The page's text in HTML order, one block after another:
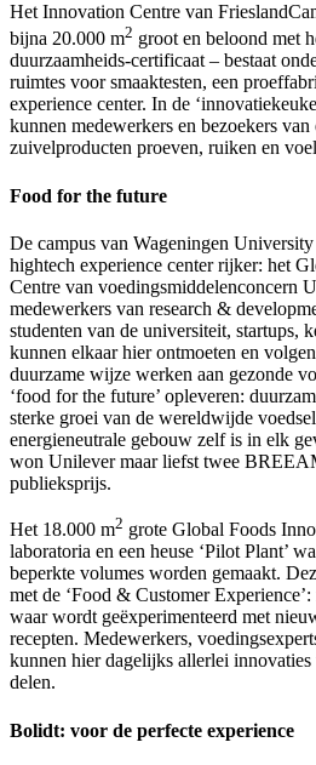
Het Innovation Centre van
bijna 20.000 m2 groot en beloond met
duurzaamheids-certificaat – bestaat
ruimtes voor smaaktesten, een
experience center. In de
kunnen medewerkers en bezoekers
zuivelproducten proeven, ruiken en
Food for the future
De campus van Wageningen
hightech experience center rijker: het
Centre van voedingsmiddelenconcern
medewerkers van research &
studenten van de universiteit, startups,
kunnen elkaar hier ontmoeten en
duurzame wijze werken aan gezonde
‘food for the future’ opleveren:
sterke groei van de wereldwijde
energieneutrale gebouw zelf is in elk
won Unilever maar liefst twee
publieksprijs.
Het 18.000 m2 grote Global Foods
laboratoria en een heuse ‘Pilot Plant’
beperkte volumes worden gemaakt.
met de ‘Food & Customer
waar wordt geëxperimenteerd met
recepten. Medewerkers,
kunnen hier dagelijks allerlei
delen.
Bolidt: voor de perfecte experience